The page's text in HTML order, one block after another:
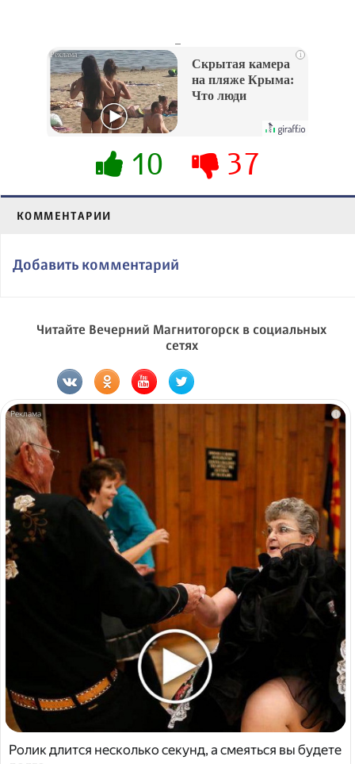
i
Скрытая камера
на пляже Крыма:
Что люди
их не видят...
10 37
КОММЕНТАРИИ
Добавить комментарий
Читайте Вечерний Магнитогорск в социальных
сетях
i
Ролик длится несколько секунд, а смеяться вы будете